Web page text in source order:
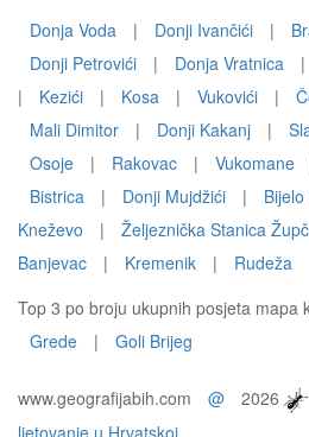
Donja Voda | Donji Ivančići |
Donji Petrovići
| Donja Vratnica |
|
Kezići | Kosa | Vukovići |
Mali Dimitor
| Donji Kakanj |
Osoje
| Rakovac | Vukomane
Bistrica
| Donji Mujdžići |
Kneževo
| Željeznička Stanica
Banjevac
| Kremenik |
Rudeža
Top 3 po broju ukupnih posjeta mapa
Grede
| Goli Brijeg
www.geografijabih.com @ 2026